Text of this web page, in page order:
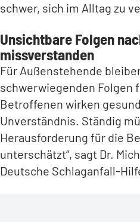
schwer, sich im Alltag zu
Unsichtbare Folgen
missverstanden
Für Außenstehende
schwerwiegenden Folgen
Betroffenen wirken
Unverständnis. Ständig
Herausforderung für die
unterschätzt“, sagt Dr.
Deutsche Schlaganfall-